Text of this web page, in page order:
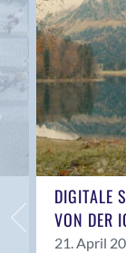
Anwil
Appenzell
Au SG
Baar
Baden
Balsthal
Balzers
Basel
Bassersdorf
Belp
DIGITALE
VON DER
21. April